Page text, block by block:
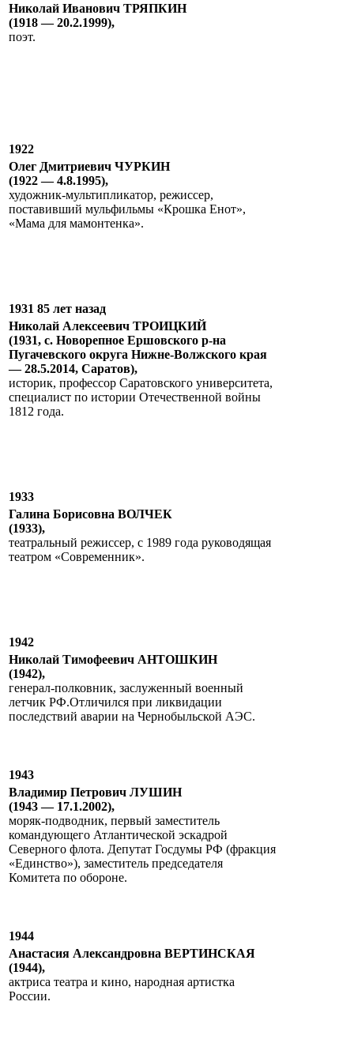
Николай Иванович ТРЯПКИН
(1918 — 20.2.1999),
поэт.
1922
Олег Дмитриевич ЧУРКИН
(1922 — 4.8.1995),
художник-мультипликатор, режиссер,
поставивший мульфильмы «Крошка Енот»,
«Мама для мамонтенка».
1931 85 лет назад
Николай Алексеевич ТРОИЦКИЙ
(1931, с. Новорепное Ершовского р-на
Пугачевского округа Нижне-Волжского края
— 28.5.2014, Саратов),
историк, профессор Саратовского университета,
специалист по истории Отечественной войны
1812 года.
1933
Галина Борисовна ВОЛЧЕК
(1933),
театральный режиссер, с 1989 года руководящая
театром «Современник».
1942
Николай Тимофеевич АНТОШКИН
(1942),
генерал-полковник, заслуженный военный
летчик РФ.Отличился при ликвидации
последствий аварии на Чернобыльской АЭС.
1943
Владимир Петрович ЛУШИН
(1943 — 17.1.2002),
моряк-подводник, первый заместитель
командующего Атлантической эскадрой
Северного флота. Депутат Госдумы РФ (фракция
«Единство»), заместитель председателя
Комитета по обороне.
1944
Анастасия Александровна ВЕРТИНСКАЯ
(1944),
актриса театра и кино, народная артистка
России.